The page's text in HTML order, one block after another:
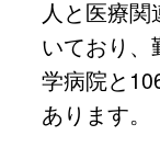
人と医療
いており、
学病院と
あります。